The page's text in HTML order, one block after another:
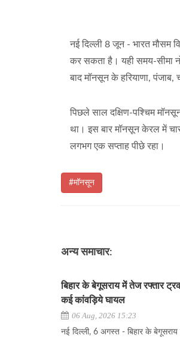
नई दिल्ली 8 जून - भारत मौसम
कर सकता है। यही समय-सीमा
बाद मॉनसून के हरियाणा,
पिछले साल दक्षिण-पश्चिम
था। इस बार मॉनसून केरल में
लगभग एक सप्ताह पीछे रहा।
#मॉनसून
अन्य समाचार:
बिहार के बेगूसराय में तेज रफ्तार
कई कांवड़िये घायल
06 Aug, 2026 15:23
नई दिल्ली, 6 अगस्त - बिहार के